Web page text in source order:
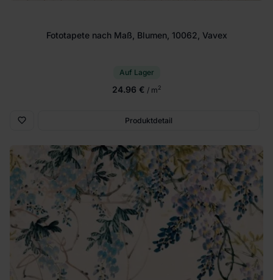
Fototapete nach Maß, Blumen, 10062, Vavex
Auf Lager
24.96 € / m2
Produktdetail